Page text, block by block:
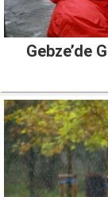
Gebze’de